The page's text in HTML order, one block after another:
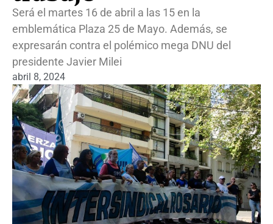
Será el martes 16 de abril a las 15 en la
emblemática Plaza 25 de Mayo. Además, se
expresarán contra el polémico mega DNU del
presidente Javier Milei
abril 8, 2024